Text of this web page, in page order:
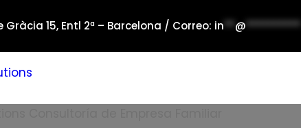
15, Entl 2ª – Barcelona / Correo: in**@**********